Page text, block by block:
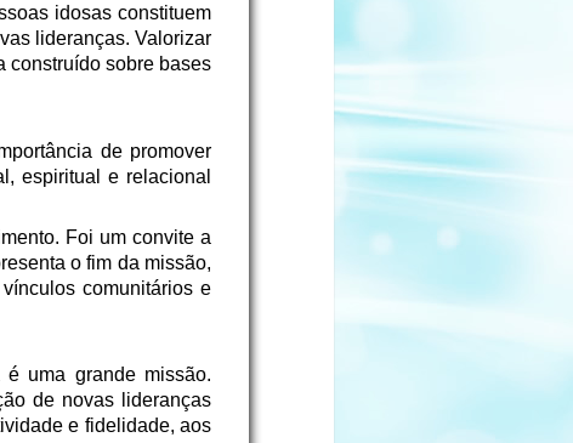
idosas constituem
lideranças. Valorizar
construído sobre bases
de promover
espiritual e relacional
Foi um convite a
o fim da missão,
comunitários e
uma grande missão.
de novas lideranças
e fidelidade, aos